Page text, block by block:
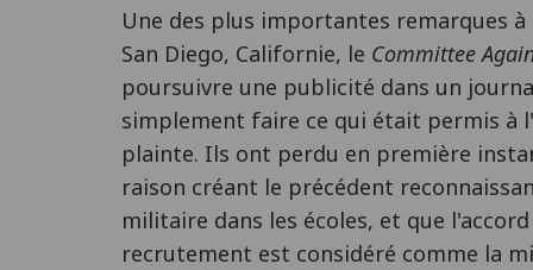
Une des plus importantes remarques à
San Diego, Californie, le Committee
poursuivre une publicité dans un
simplement faire ce qui était permis à
plainte. Ils ont perdu en première
raison créant le précédent
militaire dans les écoles, et que
recrutement est considéré comme la